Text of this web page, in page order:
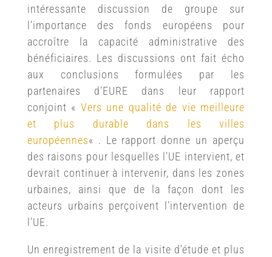
intéressante discussion de groupe sur
l’importance des fonds européens pour
accroître la capacité administrative des
bénéficiaires. Les discussions ont fait écho
aux conclusions formulées par les
partenaires d’EURE dans leur rapport
conjoint « Vers une qualité de vie meilleure
et plus durable dans les villes
européennes« . Le rapport donne un aperçu
des raisons pour lesquelles l’UE intervient, et
devrait continuer à intervenir, dans les zones
urbaines, ainsi que de la façon dont les
acteurs urbains perçoivent l’intervention de
l’UE.
Un enregistrement de la visite d’étude et plus